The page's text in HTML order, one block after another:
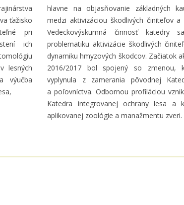
ťažisko
pri
ich
lesných
výučba
hlavne na objasňovanie základných
medzi aktivizáciou škodlivých činiteľov a
Vedeckovýskumná činnosť katedry
problematiku aktivizácie škodlivých
dynamiku hmyzových škodcov. Začiatok
2016/2017 bol spojený so zmenou,
vyplynula z zamerania pôvodnej
a poľovníctva. Odbornou profiláciou
Katedra integrovanej ochrany lesa a
aplikovanej zoológie a manažmentu zveri.